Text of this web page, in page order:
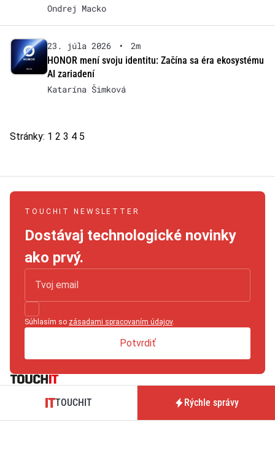
Ondrej Macko
23. júla 2026 •
2m
HONOR mení svoju identitu: Začína sa éra ekosystému
AI zariadení
Katarína Šimková
Stránky: 1 2 3 4 5
TOUCHIT NEWSLETTER
Dostávaj technologické novinky
ako prvý.
Súhlasím so zásadami spracovaním údajov.
Potvrdiť
TOUCHIT je magazín prinášajúci novinky, testy a analýzy zo
TOUCHIT Rýchle správy